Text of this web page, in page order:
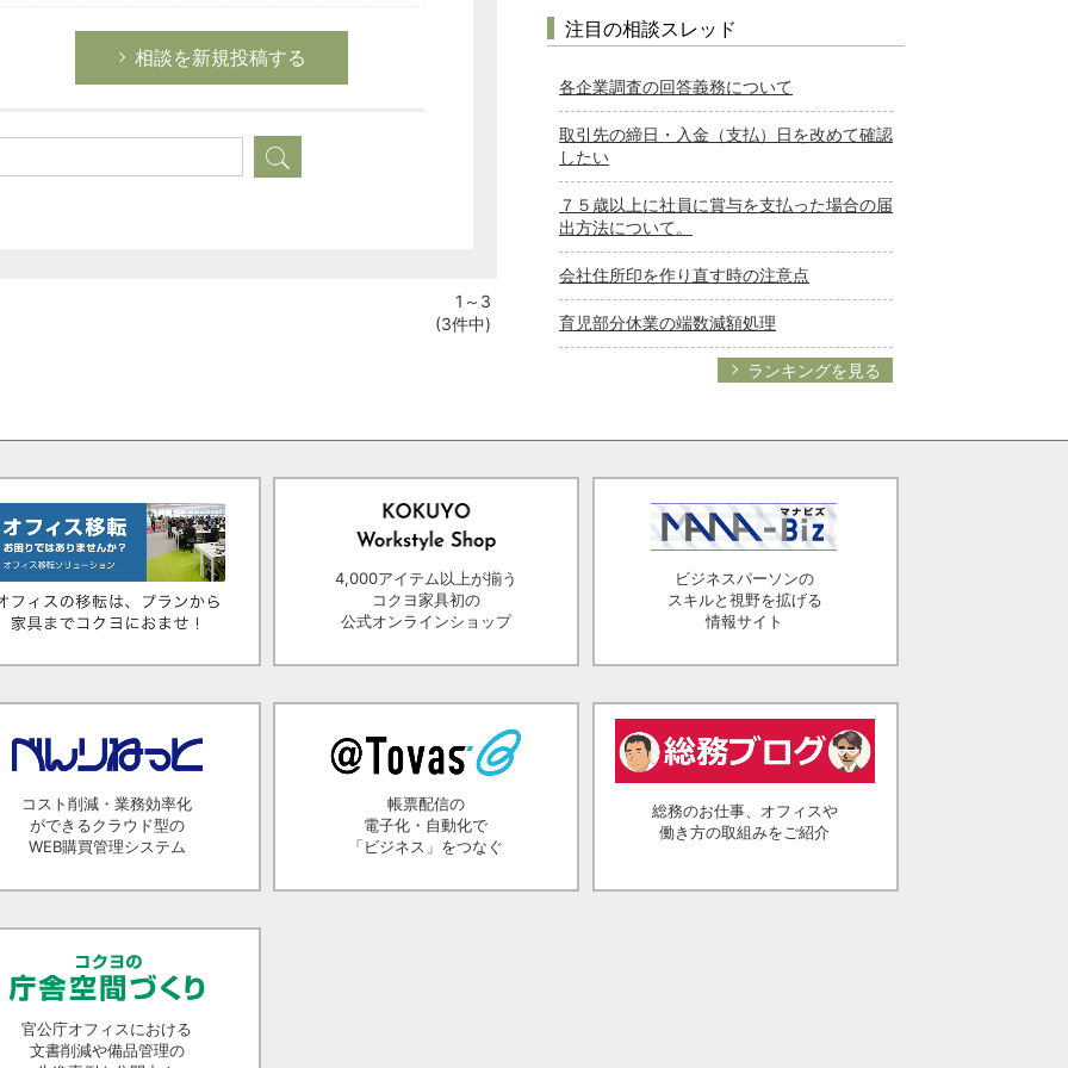
相談を新規投稿する
1～3
(3件中)
注目の相談スレッド
各企業調査の回答義務について
取引先の締日・入金（支払）日を改めて確認
したい
７５歳以上に社員に賞与を支払った場合の届
出方法について。
会社住所印を作り直す時の注意点
育児部分休業の端数減額処理
ランキングを見る
4,000アイテム以上が揃う
コクヨ家具初の
公式オンラインショップ
ビジネスパーソンの
スキルと視野を拡げる
情報サイト
コスト削減・業務効率化
ができるクラウド型の
WEB購買管理システム
帳票配信の
電子化・自動化で
「ビジネス」をつなぐ
総務のお仕事、オフィスや
働き方の取組みをご紹介
官公庁オフィスにおける
文書削減や備品管理の